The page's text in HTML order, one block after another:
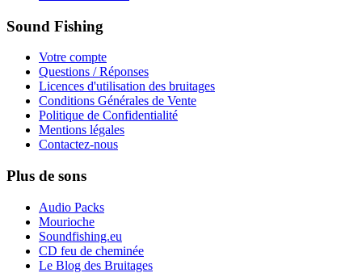
Sound Fishing
Votre compte
Questions / Réponses
Licences d'utilisation des bruitages
Conditions Générales de Vente
Politique de Confidentialité
Mentions légales
Contactez-nous
Plus de sons
Audio Packs
Mourioche
Soundfishing.eu
CD feu de cheminée
Le Blog des Bruitages